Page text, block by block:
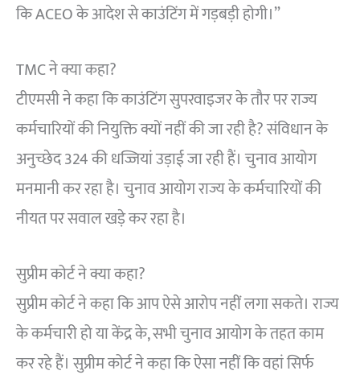
कि ACEO के आदेश से काउंटिंग में गड़बड़ी होगी।”
TMC ने क्या कहा?
टीएमसी ने कहा कि काउंटिंग सुपरवाइजर के तौर पर राज्य
कर्मचारियों की नियुक्ति क्यों नहीं की जा रही है? संविधान के
अनुच्छेद 324 की धज्जियां उड़ाई जा रही हैं। चुनाव आयोग
मनमानी कर रहा है। चुनाव आयोग राज्य के कर्मचारियों की
नीयत पर सवाल खड़े कर रहा है।
सुप्रीम कोर्ट ने क्या कहा?
सुप्रीम कोर्ट ने कहा कि आप ऐसे आरोप नहीं लगा सकते। राज्य
के कर्मचारी हो या केंद्र के, सभी चुनाव आयोग के तहत काम
कर रहे हैं। सुप्रीम कोर्ट ने कहा कि ऐसा नहीं कि वहां सिर्फ